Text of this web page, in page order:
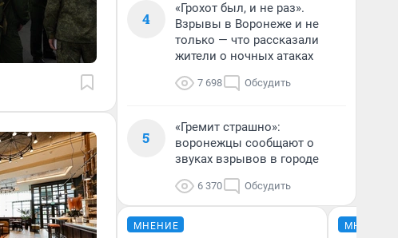
4
«Грохот был, и не раз».
Взрывы в Воронеже и не
только — что рассказали
жители о ночных атаках
7 698 Обсудить
5
«Гремит страшно»:
воронежцы сообщают о
звуках взрывов в городе
6 370 Обсудить
МНЕНИЕ МНЕНИЕ